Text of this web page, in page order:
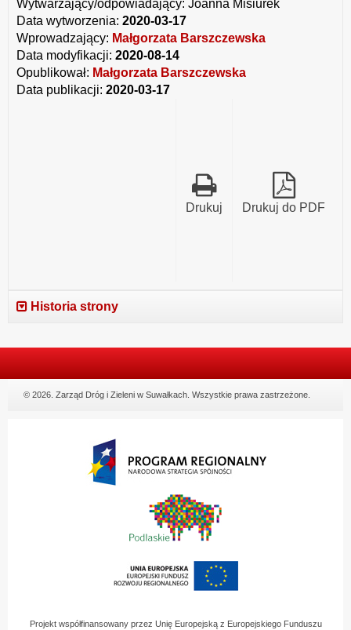
Wytwarzający/odpowiadający: Joanna Misiurek
Data wytworzenia: 2020-03-17
Wprowadzający: Małgorzata Barszczewska
Data modyfikacji: 2020-08-14
Opublikował: Małgorzata Barszczewska
Data publikacji: 2020-03-17
Drukuj do PDF
Drukuj
Historia strony
© 2026. Zarząd Dróg i Zieleni w Suwałkach. Wszystkie prawa zastrzeżone.
Projekt współfinansowany przez Unię Europejską z Europejskiego Funduszu